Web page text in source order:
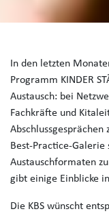
In den letzten
Programm KINDER
Austausch: bei
Fachkräfte und
Best-Practice-
Austauschformaten
gibt einige Einblicke
Die KBS wünscht